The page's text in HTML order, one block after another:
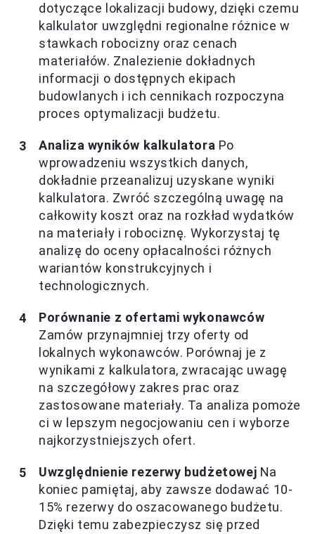
dotyczące lokalizacji budowy, dzięki czemu
kalkulator uwzględni regionalne różnice w
stawkach robocizny oraz cenach
materiałów. Znalezienie dokładnych
informacji o dostępnych ekipach
budowlanych i ich cennikach rozpoczyna
proces optymalizacji budżetu.
Analiza wyników kalkulatora Po
wprowadzeniu wszystkich danych,
dokładnie przeanalizuj uzyskane wyniki
kalkulatora. Zwróć szczególną uwagę na
całkowity koszt oraz na rozkład wydatków
na materiały i robociznę. Wykorzystaj tę
analizę do oceny opłacalności różnych
wariantów konstrukcyjnych i
technologicznych.
Porównanie z ofertami wykonawców
Zamów przynajmniej trzy oferty od
lokalnych wykonawców. Porównaj je z
wynikami z kalkulatora, zwracając uwagę
na szczegółowy zakres prac oraz
zastosowane materiały. Ta analiza pomoże
ci w lepszym negocjowaniu cen i wyborze
najkorzystniejszych ofert.
Uwzględnienie rezerwy budżetowej Na
koniec pamiętaj, aby zawsze dodawać 10-
15% rezerwy do oszacowanego budżetu.
Dzięki temu zabezpieczysz się przed